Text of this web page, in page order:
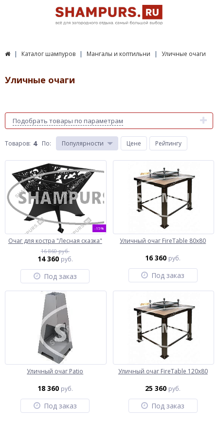
Каталог шампуров Мангалы и коптильни Уличные очаги
Уличные очаги
Подобрать товары по параметрам
Товаров: 4 По: Популярности Цене Рейтингу
-15%
Очаг для костра "Лесная сказка"
16 860 руб.
14 360 руб.
Под заказ
Уличный очаг FireTable 80х80
16 360 руб.
Под заказ
Уличный очаг Patio
18 360 руб.
Под заказ
Уличный очаг FireTable 120х80
25 360 руб.
Под заказ